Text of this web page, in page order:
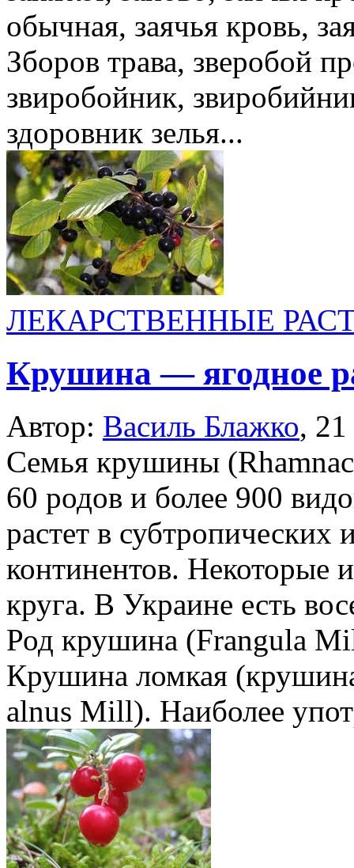
обычная, заячья кровь,
Зборов трава, зверобой
звиробойник,
здоровник зелья...
ЛЕКАРСТВЕННЫЕ
Крушина — ягодное
Автор: Василь Блажко,
Семья крушины
60 родов и более 900
растет в субтропических
континентов. Некоторые
круга. В Украине есть
Род крушина (Frangula
Крушина ломкая
alnus Mill). Наиболее